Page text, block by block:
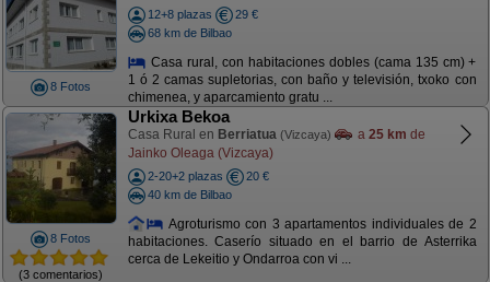
8 Fotos
12+8 plazas
29 €
68 km de Bilbao
Casa rural, con habitaciones dobles (cama 135 cm) +
1 ó 2 camas supletorias, con baño y televisión, txoko con
chimenea, y aparcamiento gratu ...
8 Fotos
(3 comentarios)
Urkixa Bekoa
Casa Rural en Berriatua (Vizcaya) a 25 km de
Jainko Oleaga (Vizcaya)
2-20+2 plazas
20 €
40 km de Bilbao
Agroturismo con 3 apartamentos individuales de 2
habitaciones. Caserío situado en el barrio de Asterrika
cerca de Lekeitio y Ondarroa con vi ...